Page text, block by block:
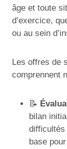
âge et toute
d’exercice,
ou au sein
Les offres de
comprennent
📝
bilan
difficultés
base